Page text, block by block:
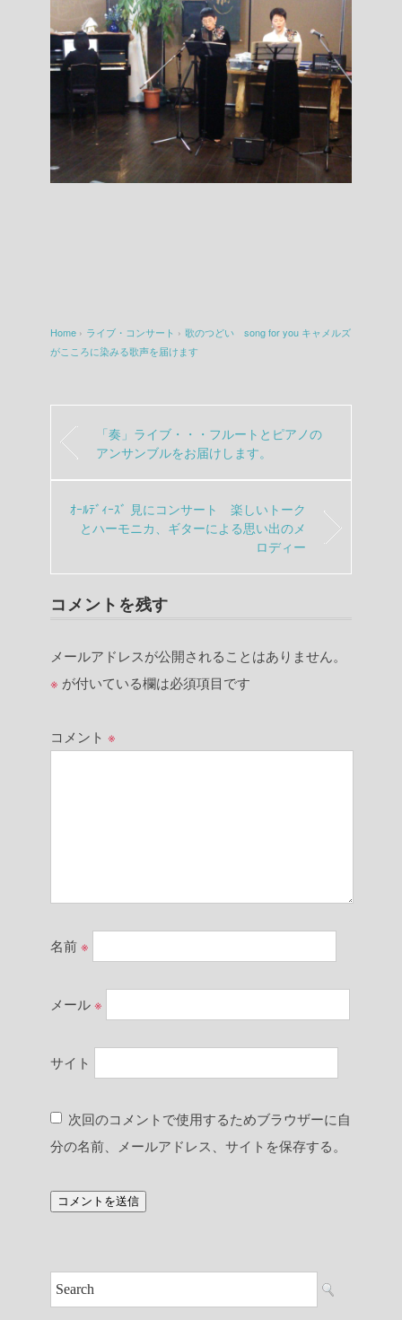
Home › ライブ・コンサート › 歌のつどい song for you キャメルズ
がこころに染みる歌声を届けます
「奏」ライブ・・・フルートとピアノの
アンサンブルをお届けします。
ｵｰﾙﾃﾞｨｰｽﾞ 見にコンサート 楽しいトーク
とハーモニカ、ギターによる思い出のメ
ロディー
コメントを残す
メールアドレスが公開されることはありません。
※ が付いている欄は必須項目です
コメント ※
名前※
メール※
サイト
次回のコメントで使用するためブラウザーに自
分の名前、メールアドレス、サイトを保存する。